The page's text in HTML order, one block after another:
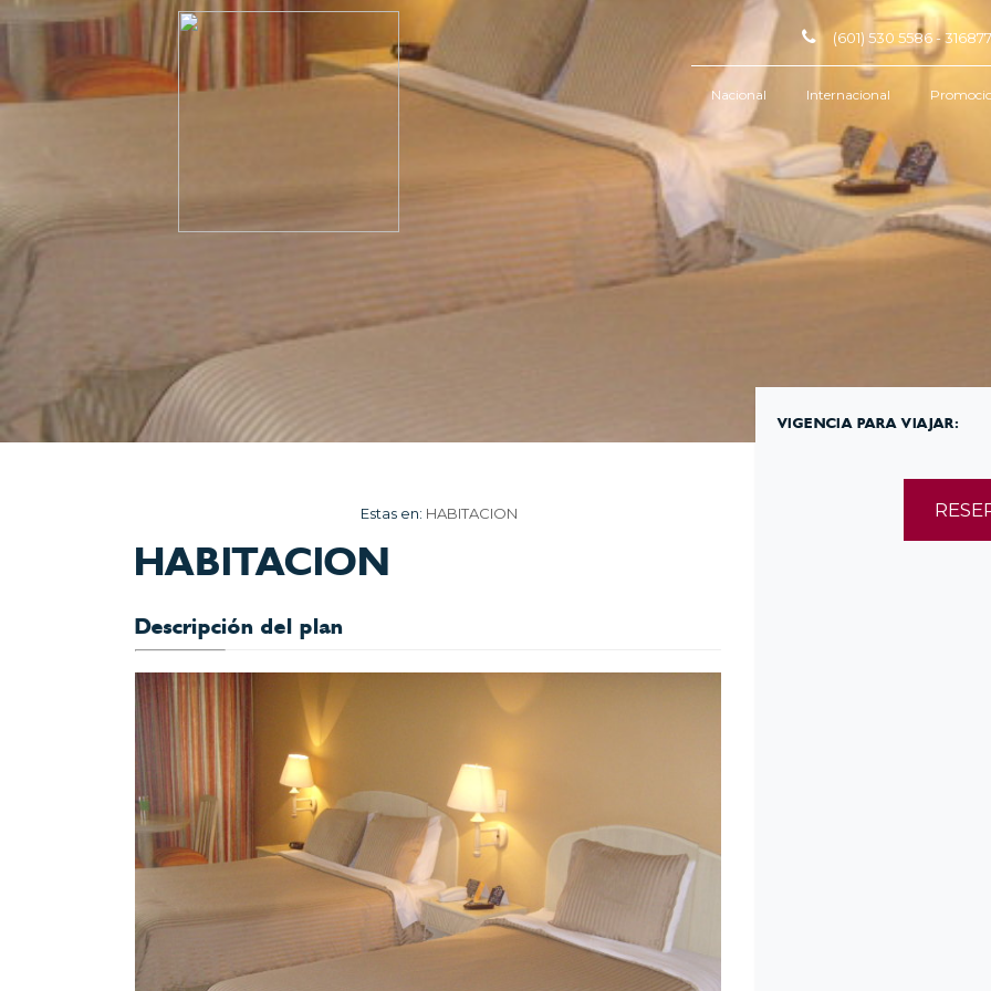
(601) 530 5586 -
Nacional Internacional
Estas en: HABITACION
HABITACION
Descripción del plan
VIGENCIA PARA VIAJAR: